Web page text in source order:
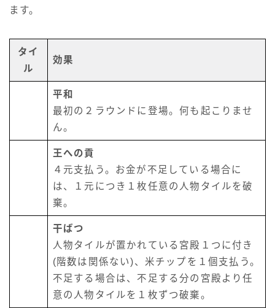
ます。
タイ
ル
効果
平和
最初の２ラウンドに登場。何も起こりませ
ん。
王への貢
４元支払う。お金が不足している場合に
は、１元につき１枚任意の人物タイルを破
棄。
干ばつ
人物タイルが置かれている宮殿１つに付き
(階数は関係ない)、米チップを１個支払う。
不足する場合は、不足する分の宮殿より任
意の人物タイルを１枚ずつ破棄。